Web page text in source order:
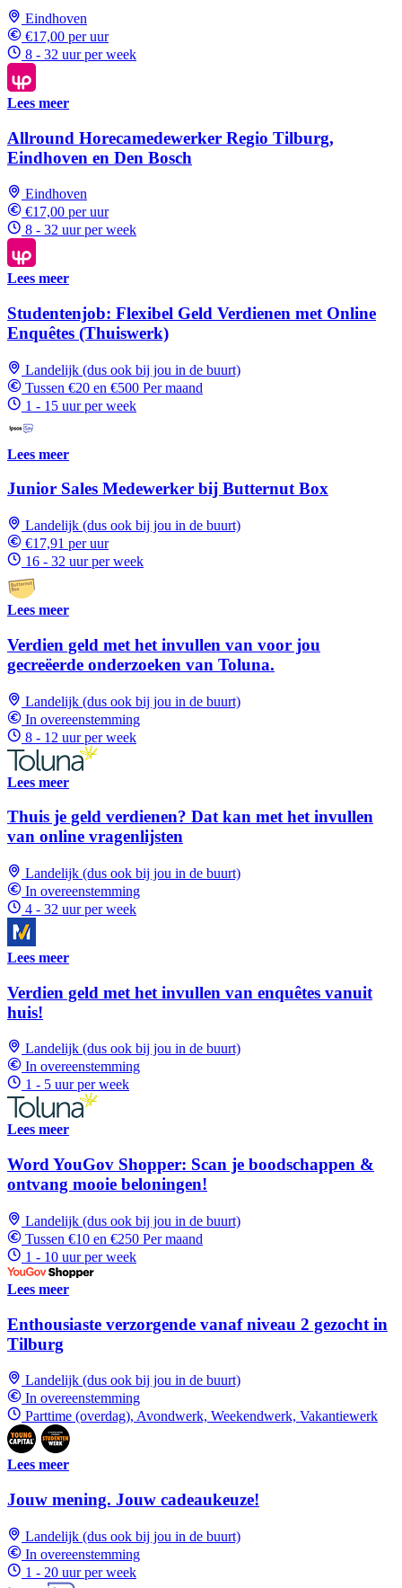
Eindhoven
€17,00 per uur
8 - 32 uur per week
Lees meer
Allround Horecamedewerker Regio Tilburg,
Eindhoven en Den Bosch
Eindhoven
€17,00 per uur
8 - 32 uur per week
Lees meer
Studentenjob: Flexibel Geld Verdienen met Online
Enquêtes (Thuiswerk)
Landelijk (dus ook bij jou in de buurt)
Tussen €20 en €500 Per maand
1 - 15 uur per week
Lees meer
Junior Sales Medewerker bij Butternut Box
Landelijk (dus ook bij jou in de buurt)
€17,91 per uur
16 - 32 uur per week
Lees meer
Verdien geld met het invullen van voor jou
gecreëerde onderzoeken van Toluna.
Landelijk (dus ook bij jou in de buurt)
In overeenstemming
8 - 12 uur per week
Lees meer
Thuis je geld verdienen? Dat kan met het invullen
van online vragenlijsten
Landelijk (dus ook bij jou in de buurt)
In overeenstemming
4 - 32 uur per week
Lees meer
Verdien geld met het invullen van enquêtes vanuit
huis!
Landelijk (dus ook bij jou in de buurt)
In overeenstemming
1 - 5 uur per week
Lees meer
Word YouGov Shopper: Scan je boodschappen &
ontvang mooie beloningen!
Landelijk (dus ook bij jou in de buurt)
Tussen €10 en €250 Per maand
1 - 10 uur per week
Lees meer
Enthousiaste verzorgende vanaf niveau 2 gezocht in
Tilburg
Landelijk (dus ook bij jou in de buurt)
In overeenstemming
Parttime (overdag), Avondwerk, Weekendwerk, Vakantiewerk
Lees meer
Jouw mening. Jouw cadeaukeuze!
Landelijk (dus ook bij jou in de buurt)
In overeenstemming
1 - 20 uur per week